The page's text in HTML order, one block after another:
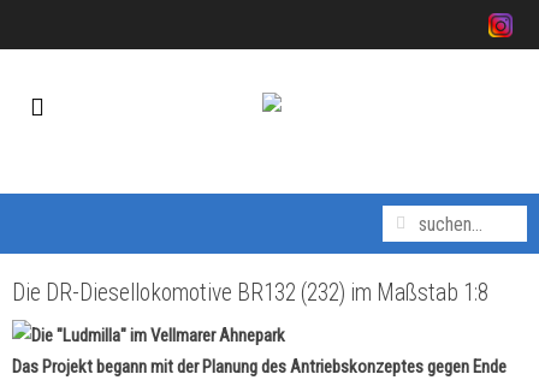
Die DR-Diesellokomotive BR132 (232) im Maßstab 1:8
Das Projekt begann mit der Planung des Antriebskonzeptes gegen Ende